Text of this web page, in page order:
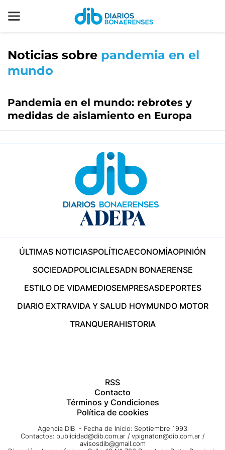
Noticias sobre pandemia en el
mundo
Pandemia en el mundo: rebrotes y
medidas de aislamiento en Europa
ÚLTIMAS NOTICIASPOLÍTICAECONOMÍAOPINIÓN
SOCIEDADPOLICIALESADN BONAERENSE
ESTILO DE VIDAMEDIOSEMPRESASDEPORTES
DIARIO EXTRAVIDA Y SALUD HOYMUNDO MOTOR
TRANQUERAHISTORIA
RSS
Contacto
Términos y Condiciones
Política de cookies
Agencia DIB - Fecha de Inicio: Septiembre 1993
Contactos: publicidad@dib.com.ar / vpignaton@dib.com.ar /
avisosdib@gmail.com